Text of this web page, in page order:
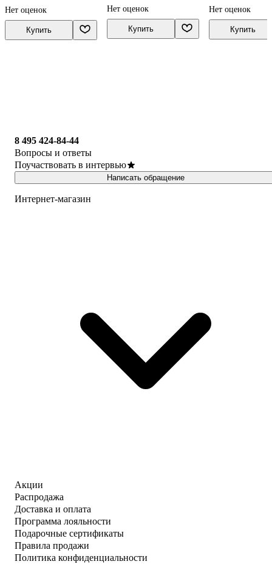
Лидия Рыбченкова
Нет оценок
Купить
Нет оценок
Купить
Нет оценок
Купить
8 495 424-84-44
Вопросы и ответы
Поучаствовать в интервью
Написать обращение
Интернет-магазин
Акции
Распродажа
Доставка и оплата
Программа лояльности
Подарочные сертификаты
Правила продажи
Политика конфиденциальности